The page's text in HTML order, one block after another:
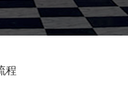
程